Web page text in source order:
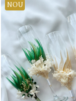
NOU